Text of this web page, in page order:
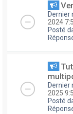
Dernier
2024
Posté
Dernier
2025
Posté